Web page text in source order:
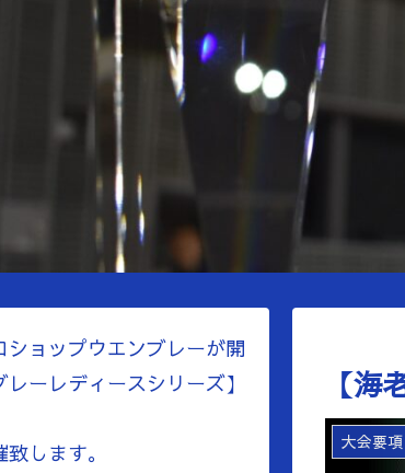
【海
大会要項
ショップウエンブレーが開
ーレディースシリーズ】
します。